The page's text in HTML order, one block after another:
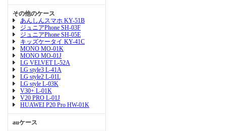
その他のケース
あんしんスマホ KY-51B
ジュニアPhone SH-03F
ジュニアPhone SH-05E
キッズケータイ KY-41C
MONO MO-01K
MONO MO-01J
LG VELVET L-52A
LG style3 L-41A
LG style2 L-01L
LG style L-03K
V30+ L-01K
V20 PRO L-01J
HUAWEI P20 Pro HW-01K
auケース